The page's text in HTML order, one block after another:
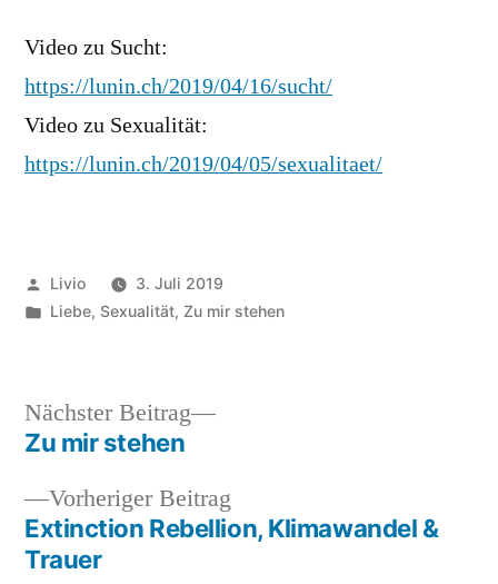
Video zu Sucht:
https://lunin.ch/2019/04/16/sucht/
Video zu Sexualität:
https://lunin.ch/2019/04/05/sexualitaet/
Veröffentlicht
von
Livio
3. Juli 2019
Veröffentlicht
Liebe, Sexualität,Zu mir stehen
Vorheriger Beitrag
Beitrag:
Extinction Rebellion, Klimawandel &
Trauer
Nächster Beitrag
Nächster
Zu mir stehen